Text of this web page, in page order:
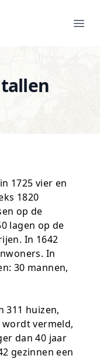
1725 vier en
1820
op de
lagen op de
In 1642
In
30 mannen,
311 huizen,
wordt vermeld,
dan 40 jaar
gezinnen een